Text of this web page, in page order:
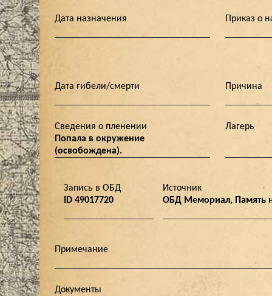
Дата назначения Приказ о
Дата гибели/смерти Причина
Сведения о пленении
Попала в окружение
(освобождена).
Лагерь
Запись в ОБД
ID 49017720
Источник
ОБД Мемориал, Память
Примечание
Документы